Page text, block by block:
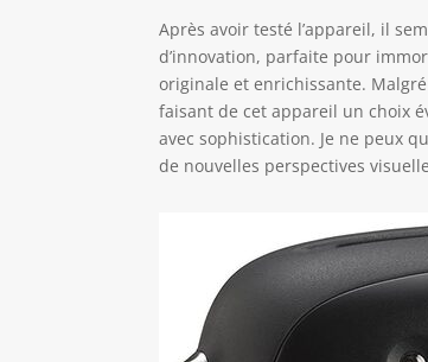
Après avoir testé l’appareil, il
d’innovation, parfaite pour
originale et enrichissante.
faisant de cet appareil un choix
avec sophistication. Je ne peux
de nouvelles perspectives